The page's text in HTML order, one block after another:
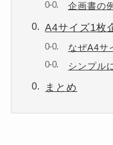
企画書の
A4サイズ1枚
なぜA4サ
シンプル
まとめ